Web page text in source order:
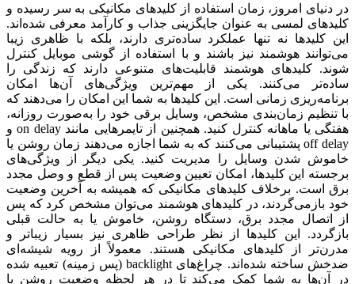
در دنیای امروز، زمان استفاده از کلیدهای مکانیکی به سر رسیده و
کلیدهای لمسی به‌ عنوان جایگزینی جذاب و کارآمد معرفی شده‌اند.
این کلیدها نه تنها عملکرد ساده‌تری دارند، بلکه با ظاهری زیبا
می‌توانند هوشمند نیز باشند و با استفاده از گوشی موبایل کنترل
شوند. کلیدهای هوشمند قابلیت‌های متنوعی دارند که زندگی را
ساده‌تر می‌کنند. یکی از مهم‌ترین ویژگی‌های آن‌ها امکان
برنامه‌ریزی زمانی است. این کلیدها به شما این امکان را می‌دهند که
با تنظیم زمان‌بندی مشخص، وسایل برقی خود را به‌صورت روزانه،
هفتگی یا ماهانه کنترل کنید. همچنین از تایمرهایی مانند on delay و
off delay پشتیبانی می‌کنند که به شما اجازه می‌دهند زمان روشن یا
خاموش شدن وسایل را مدیریت کنید. یکی دیگر از ویژگی‌های
برجسته این کلیدها، امکان تعیین وضعیت پس از قطع و وصل مجدد
برق است. برخلاف کلیدهای مکانیکی که همیشه به آخرین وضعیت
خود بازمی‌گردند، در کلیدهای هوشمند می‌توان مشخص کرد که پس
از اتصال مجدد برق، دستگاه روشن، خاموش یا به حالت قبلی
بازگردد. این کلیدها از نظر طراحی ظاهری نیز بسیار زیباتر و
مدرن‌تر از کلیدهای مکانیکی هستند. معمولاً از رویه شیشه‌ای
ضدخش ساخته شده‌اند. چراغ‌های backlight (پس زمینه) تعبیه‌ شده
در آن‌ها به شما کمک می‌کند تا در هر لحظه وضعیت روشن یا